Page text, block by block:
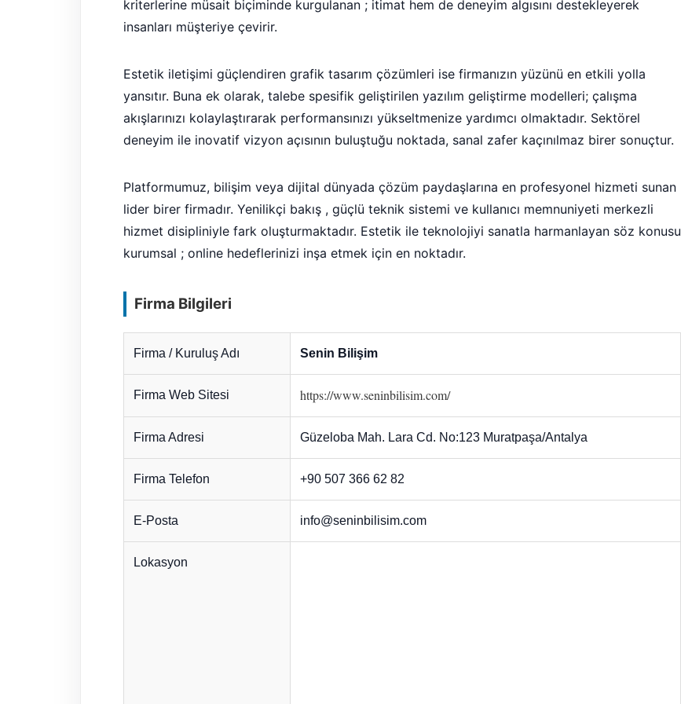
kriterlerine müsait biçiminde kurgulanan ; itimat hem de deneyim algısını destekleyerek
insanları müşteriye çevirir.
Estetik iletişimi güçlendiren grafik tasarım çözümleri ise firmanızın yüzünü en etkili yolla
yansıtır. Buna ek olarak, talebe spesifik geliştirilen yazılım geliştirme modelleri; çalışma
akışlarınızı kolaylaştırarak performansınızı yükseltmenize yardımcı olmaktadır. Sektörel
deneyim ile inovatif vizyon açısının buluştuğu noktada, sanal zafer kaçınılmaz birer sonuçtur.
Platformumuz, bilişim veya dijital dünyada çözüm paydaşlarına en profesyonel hizmeti sunan
lider birer firmadır. Yenilikçi bakış , güçlü teknik sistemi ve kullanıcı memnuniyeti merkezli
hizmet disipliniyle fark oluşturmaktadır. Estetik ile teknolojiyi sanatla harmanlayan söz konusu
kurumsal ; online hedeflerinizi inşa etmek için en noktadır.
Firma Bilgileri
Firma / Kuruluş Adı Senin Bilişim
Firma Web Sitesi https://www.seninbilisim.com/
Firma Adresi Güzeloba Mah. Lara Cd. No:123 Muratpaşa/Antalya
Firma Telefon +90 507 366 62 82
E-Posta info@seninbilisim.com
Lokasyon